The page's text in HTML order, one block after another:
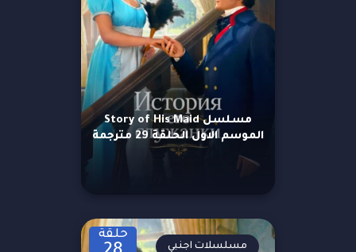
مسلسل Story of His Maid
الموسم الاول الحلقة 29 مترجمة
حلقة
مسلسلات اجنبي